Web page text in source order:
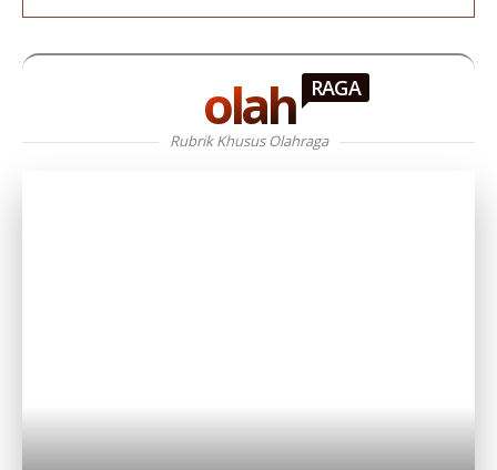
olah RAGA
Rubrik Khusus Olahraga